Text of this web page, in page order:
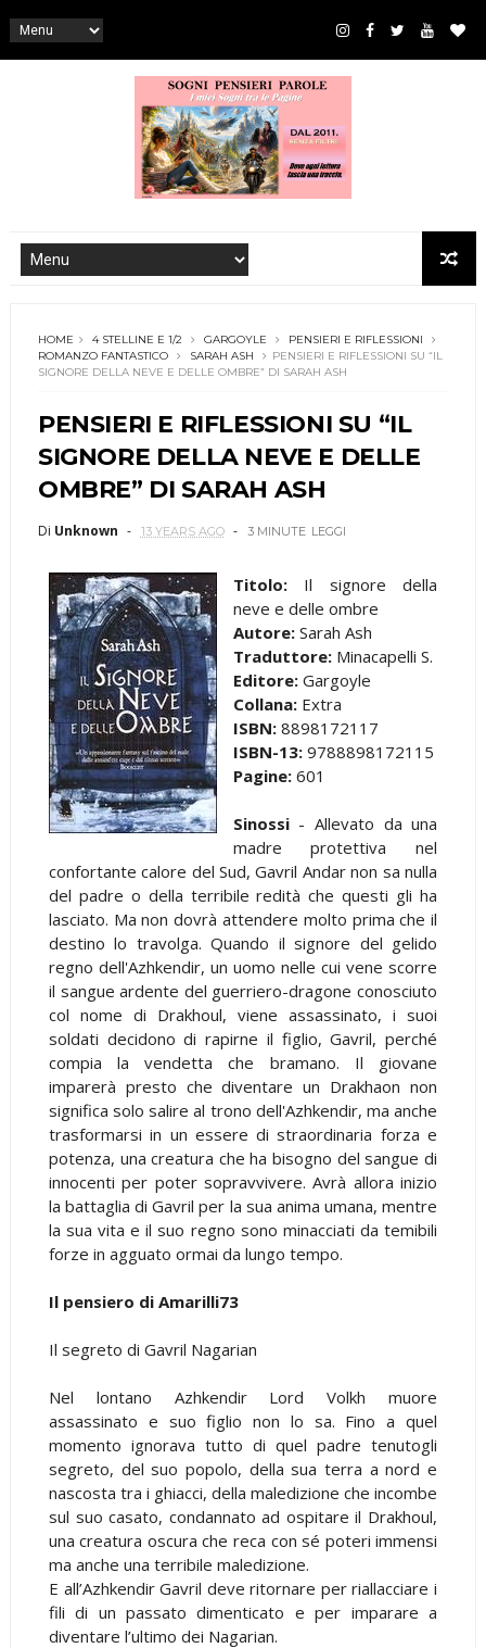
HOME 4 STELLINE E 1/2 GARGOYLE
PENSIERI E RIFLESSIONI
ROMANZO FANTASTICO
SARAH ASH
PENSIERI E RIFLESSIONI SU “IL
SIGNORE DELLA NEVE E DELLE OMBRE” DI SARAH ASH
PENSIERI E RIFLESSIONI SU “IL
SIGNORE DELLA NEVE E DELLE
OMBRE” DI SARAH ASH
Di Unknown 13 YEARS AGO 3 MINUTE LEGGI
Titolo:Il signore della
neve e delle ombre
Autore:Sarah Ash
Traduttore:Minacapelli S.
Editore:Gargoyle
Collana:Extra
ISBN:8898172117
ISBN-13:9788898172115
Pagine:601
Sinossi - Allevato da una
madre protettiva nel
confortante calore del Sud, Gavril Andar non sa nulla
del padre o della terribile redità che questi gli ha
lasciato. Ma non dovrà attendere molto prima che il
destino lo travolga. Quando il signore del gelido
regno dell'Azhkendir, un uomo nelle cui vene scorre
il sangue ardente del guerriero-dragone conosciuto
col nome di Drakhoul, viene assassinato, i suoi
soldati decidono di rapirne il figlio, Gavril, perché
compia la vendetta che bramano. Il giovane
imparerà presto che diventare un Drakhaon non
significa solo salire al trono dell'Azhkendir, ma anche
trasformarsi in un essere di straordinaria forza e
potenza, una creatura che ha bisogno del sangue di
innocenti per poter sopravvivere. Avrà allora inizio
la battaglia di Gavril per la sua anima umana, mentre
la sua vita e il suo regno sono minacciati da temibili
forze in agguato ormai da lungo tempo.
Il pensiero di Amarilli73
Il segreto di Gavril Nagarian
Nel lontano Azhkendir Lord Volkh muore
assassinato e suo figlio non lo sa. Fino a quel
momento ignorava tutto di quel padre tenutogli
segreto, del suo popolo, della sua terra a nord e
nascosta tra i ghiacci, della maledizione che incombe
sul suo casato, condannato ad ospitare il Drakhoul,
una creatura oscura che reca con sé poteri immensi
ma anche una terribile maledizione.
E all’Azhkendir Gavril deve ritornare per riallacciare i
fili di un passato dimenticato e per imparare a
diventare l’ultimo dei Nagarian.